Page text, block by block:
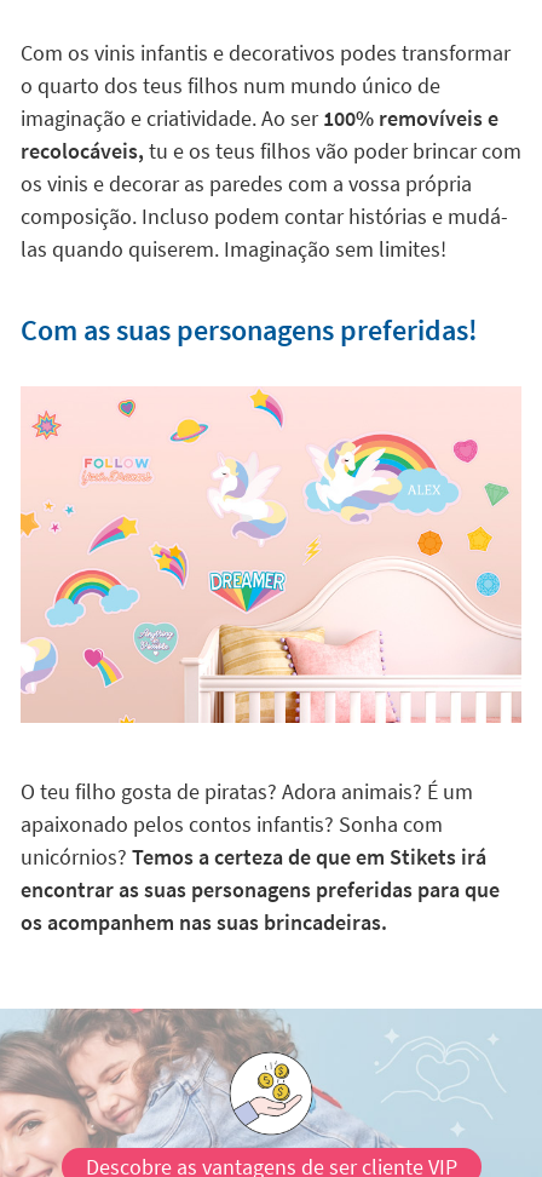
Com os vinis infantis e decorativos podes transformar
o quarto dos teus filhos num mundo único de
imaginação e criatividade. Ao ser100% removíveis e
recolocáveis, tu e os teus filhos vão poder brincar com
os vinis e decorar as paredes com a vossa própria
composição. Incluso podem contar histórias e mudá-
las quando quiserem. Imaginação sem limites!
Com as suas personagens preferidas!
O teu filho gosta de piratas? Adora animais? É um
apaixonado pelos contos infantis? Sonha com
unicórnios? Temos a certeza de que em Stikets irá
encontrar as suas personagens preferidas para que
os acompanhem nas suas brincadeiras.
Descobre as vantagens de ser cliente VIP